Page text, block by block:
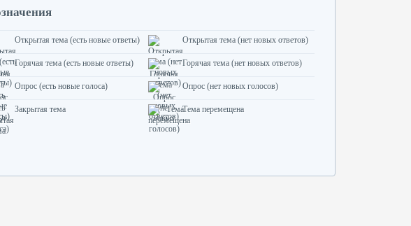
Открытая тема (есть новые ответы) Открытая тема (нет новых ответов)
Горячая тема (есть новые ответы) Горячая тема (нет новых ответов)
Опрос (есть новые голоса) Опрос (нет новых голосов)
Закрытая тема Тема перемещена